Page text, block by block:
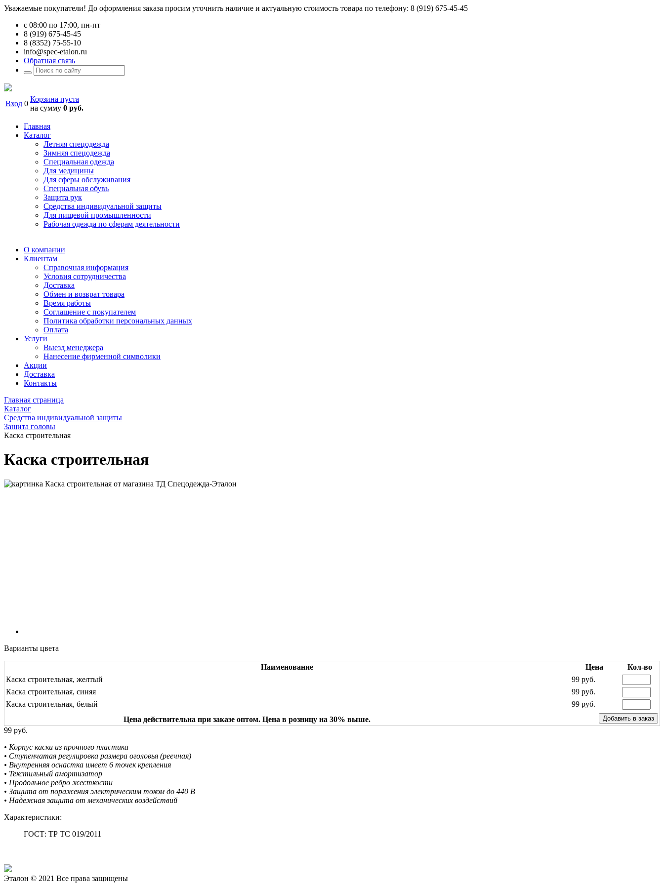
Уважаемые покупатели! До оформления заказа просим уточнить наличие и актуальную стоимость товара по телефону: 8 (919) 675-45-45
с 08:00 по 17:00, пн-пт
8 (919) 675-45-45
8 (8352) 75-55-10
info@spec-etalon.ru
Обратная связь
Вход 0
Корзина пуста
на сумму 0 руб.
Главная
Каталог
Летняя спецодежда
Зимняя спецодежда
Специальная одежда
Для медицины
Для сферы обслуживания
Специальная обувь
Защита рук
Средства индивидуальной защиты
Для пищевой промышленности
Рабочая одежда по сферам деятельности
О компании
Клиентам
Справочная информация
Условия сотрудничества
Доставка
Обмен и возврат товара
Время работы
Соглашение с покупателем
Политика обработки персональных данных
Оплата
Услуги
Выезд менеджера
Нанесение фирменной символики
Акции
Доставка
Контакты
Главная страница
Каталог
Средства индивидуальной защиты
Защита головы
Каска строительная
Каска строительная
Варианты цвета
Наименование Цена
Кол-во
Каска строительная, желтый
99 руб.
Каска строительная, синяя
99 руб.
Каска строительная, белый
99 руб.
Цена действительна при заказе оптом. Цена в розницу на 30% выше.
99 руб.
• Корпус каски из прочного пластика
• Ступенчатая регулировка размера оголовья (реечная)
• Внутренняя оснастка имеет 6 точек крепления
• Текстильный амортизатор
• Продольное ребро жесткости
• Защита от поражения электрическим током до 440 В
• Надежная защита от механических воздействий
Характеристики:
ГОСТ: ТР ТС 019/2011
Эталон © 2021 Все права защищены